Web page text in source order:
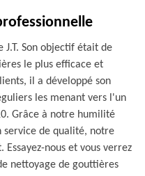
J.T. Son objectif était de
le plus efficace et
il a développé son
les menant vers l'un
Grâce à notre humilité
de qualité, notre
nous et vous verrez
nettoyage de gouttières